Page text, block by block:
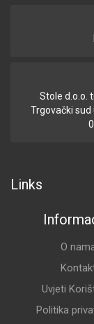
Stole d.o.o.
Trgovački sud
Links
O
Uvjeti
Politika